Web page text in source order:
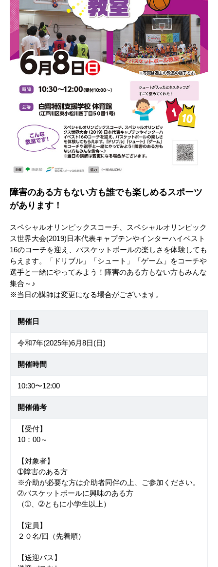
障害のある方もない方も誰でも楽しめるスポーツ
があります！
スペシャルオリンピックスコーチ、スペシャルオリンピック
ス世界大会(2019)日本代表キャプテンやインターハイベスト
16のコーチを迎え、バスケットボールの楽しさを体験しても
らえます。「ドリブル」「シュート」「ゲーム」をコーチや
選手と一緒にやってみよう！障害のある方もない方もみんな
集合～♪
※当日の講師は変更になる場合がございます。
開催日
令和7年(2025年)6月8日(日)
開催時間
10:30〜12:00
開催備考
【受付】
10：00～
【対象者】
➀障害のある方
※介助が必要な方は介助者同伴の上、ご参加ください。
➁バスケットボールに興味のある方
（➀、➁ともに小学生以上）
【定員】
２０名/回（先着順）
【送迎バス】